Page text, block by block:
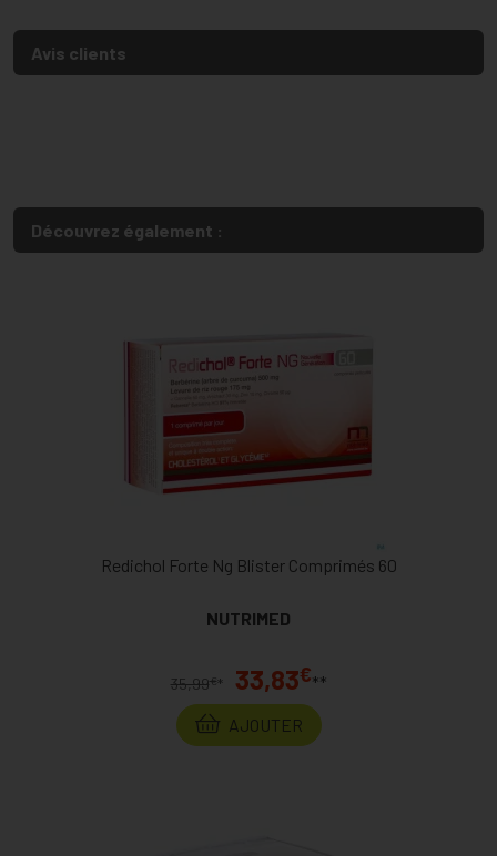
Avis clients
Découvrez également :
Redichol Forte Ng Blister Comprimés 60
NUTRIMED
35,99€ * 33,83€**
AJOUTER